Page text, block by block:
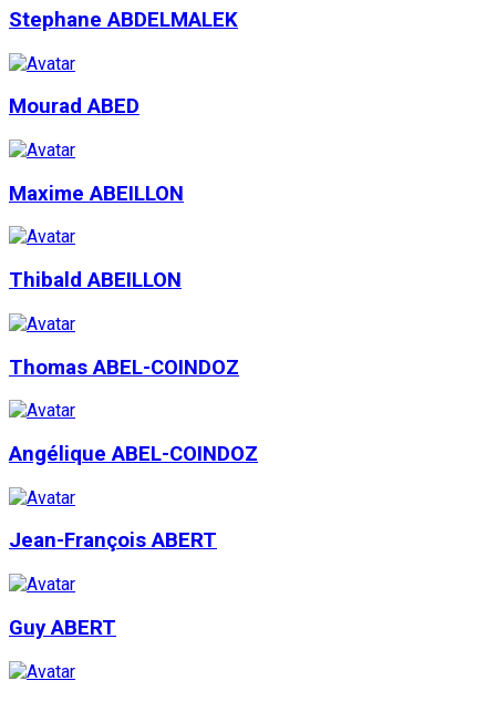
Stephane ABDELMALEK
Mourad ABED
Maxime ABEILLON
Thibald ABEILLON
Thomas ABEL-COINDOZ
Angélique ABEL-COINDOZ
Jean-François ABERT
Guy ABERT